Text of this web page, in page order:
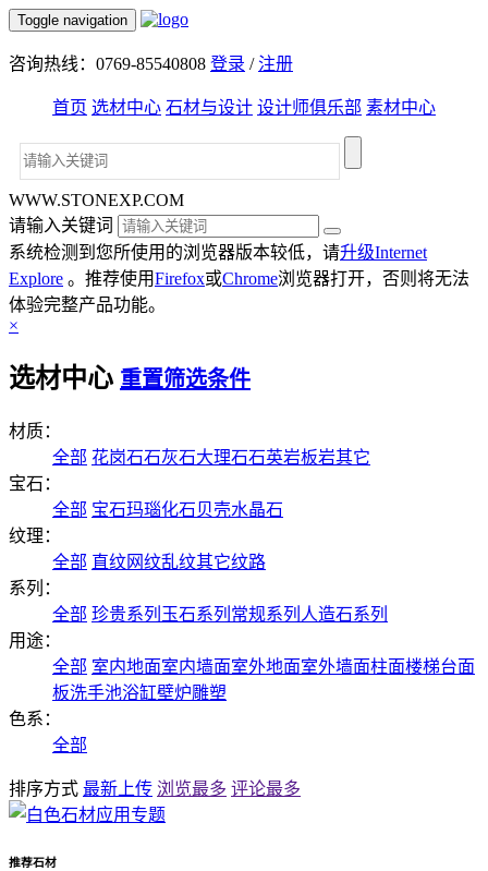
Toggle navigation
咨询热线：0769-85540808 登录 /注册
首页 选材中心 石材与设计 设计师俱乐部 素材中心
WWW.STONEXP.COM
请输入关键词
系统检测到您所使用的浏览器版本较低，请升级Internet
Explore 。推荐使用Firefox或Chrome浏览器打开，否则将无法
体验完整产品功能。
×
选材中心 重置筛选条件
材质：
全部 花岗石石灰石大理石石英岩板岩其它
宝石：
全部 宝石玛瑙化石贝壳水晶石
纹理：
全部 直纹网纹乱纹其它纹路
系列：
全部 珍贵系列 玉石系列 常规系列 人造石系列
用途：
全部 室内地面室内墙面室外地面室外墙面柱面楼梯台面
板洗手池浴缸壁炉雕塑
色系：
全部
排序方式 最新上传 浏览最多 评论最多
推荐石材